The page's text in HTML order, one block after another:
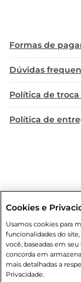
Formas de
Dúvidas
Política de
Política de
é o do carrinho de
confirmação de
de suspeita de
número de clientes
com preços
cliente. Os preços,
Cookies e
Usamos cookies para
funcionalidades do
você, baseadas em
concorda em
mais detalhadas a
Privacidade.